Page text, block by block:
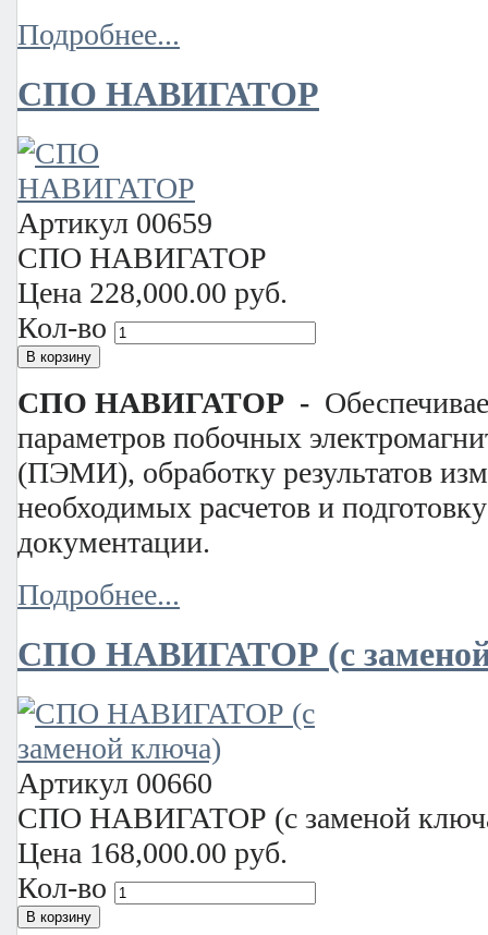
Подробнее...
СПО НАВИГАТОР
Артикул 00659
СПО НАВИГАТОР
Цена 228,000.00 руб.
Кол-во
СПО НАВИГАТОР -
параметров побочных
(ПЭМИ), обработку результатов
необходимых расчетов и
документации.
Подробнее...
СПО НАВИГАТОР (с
Артикул 00660
СПО НАВИГАТОР (с заменой
Цена 168,000.00 руб.
Кол-во